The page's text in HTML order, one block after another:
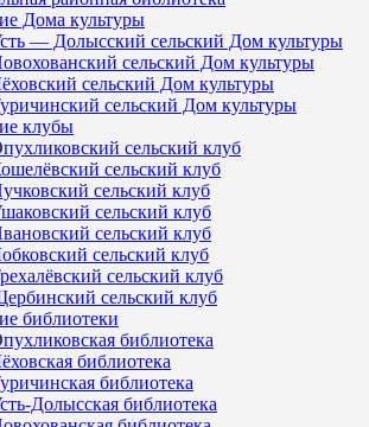
Дома культуры
— Долысский сельский Дом культуры
сельский Дом культуры
сельский Дом культуры
сельский Дом культуры
клубы
сельский клуб
сельский клуб
сельский клуб
сельский клуб
сельский клуб
сельский клуб
сельский клуб
сельский клуб
библиотеки
библиотека
библиотека
библиотека
Долысская библиотека